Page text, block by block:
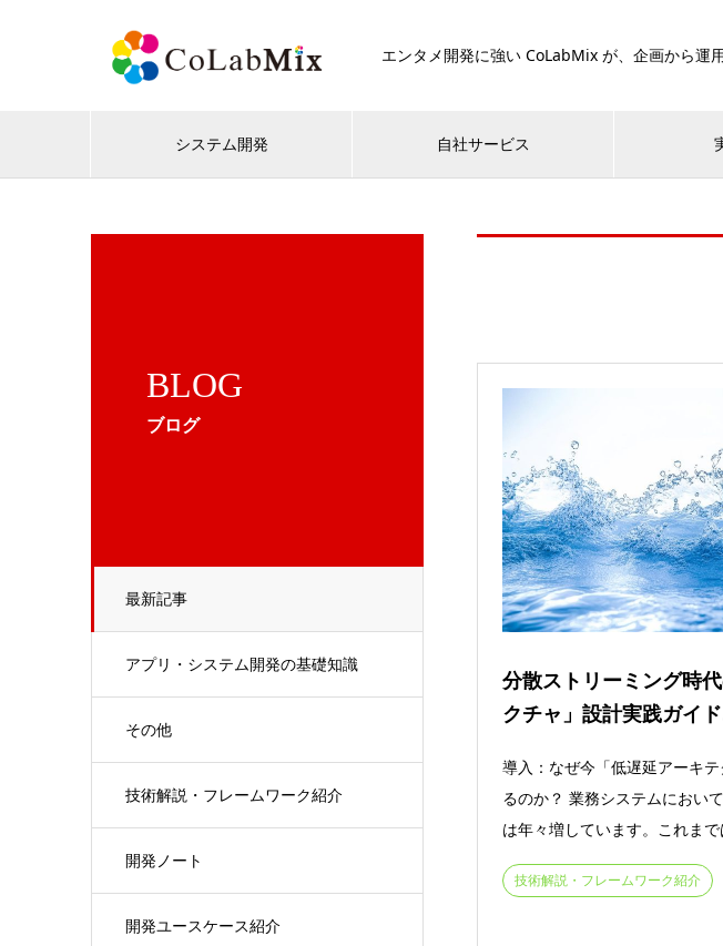
エンタメ開発に強い CoLabMix が、企画から運
システム開発 自社サービス
BLOG
ブログ
最新記事
アプリ・システム開発の基礎知識
その他
技術解説・フレームワーク紹介
開発ノート
開発ユースケース紹介
分散ストリーミング時
クチャ」設計実践ガイ
導入：なぜ今「低遅延アーキ
るのか？ 業務システムにおい
は年々増しています。これま
技術解説・フレームワーク紹介